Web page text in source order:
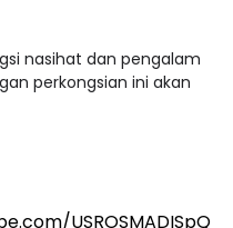
nasihat dan pengalam
perkongsian ini akan
USROSMADISpQ